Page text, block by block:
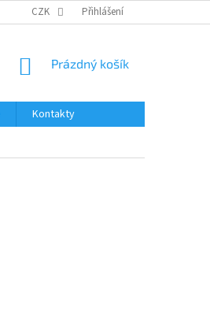
PODMÍNKY OCHRANY OSOBNÍCH ÚDAJŮ
CZK Přihlášení
NÁKUPNÍ
Prázdný košík
Kontakty